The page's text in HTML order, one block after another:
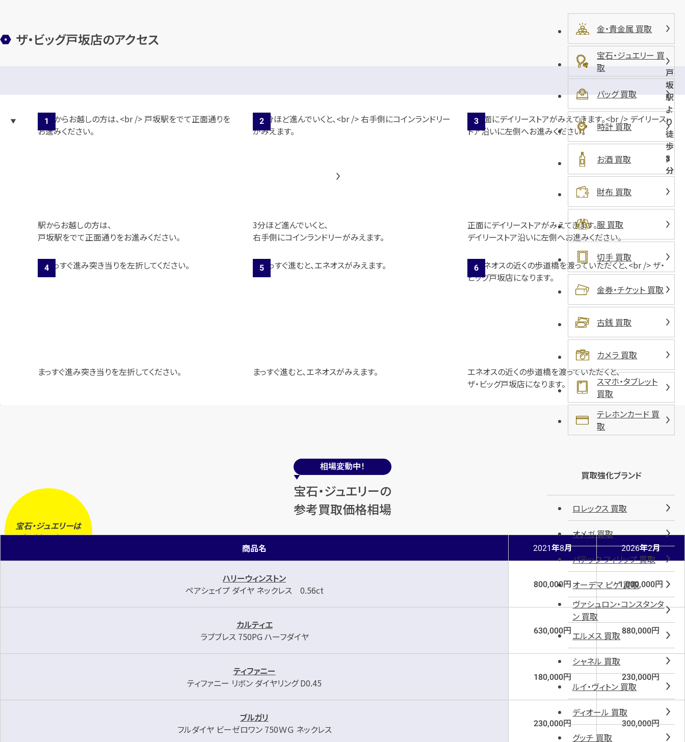
ザ・ビッグ戸坂店のアクセス
戸
坂
駅
よ
り
徒
歩
8
分
駅からお越しの方は、
戸坂駅をでて正面通りをお進みください。
3分ほど進んでいくと、
右手側にコインランドリーがみえます。
正面にデイリーストアがみえてきます。
デイリーストア沿いに左側へお進みください。
まっすぐ進み突き当りを左折してください。 まっすぐ進むと、エネオスがみえます。
エネオスの近くの歩道橋を渡っていただくと、
ザ・ビッグ戸坂店になります。
相場変動中！
宝石・ジュエリーの
参考買取価格相場
宝石・ジュエリーは
今が売り時です！
商品名
2021年8月 2026年2月
ハリーウィンストン
ペアシェイプ ダイヤ ネックレス 0.56ct
800,000円 1,000,000円
カルティエ
ラブブレス 750PG ハーフダイヤ
630,000円 880,000円
ティファニー
ティファニー リボン ダイヤリング D0.45
180,000円 230,000円
ブルガリ
フルダイヤ ビーゼロワン 750ＷＧ ネックレス
230,000円 300,000円
金・貴金属 買取
宝石・ジュエリー 買
取
バッグ 買取
時計 買取
お酒 買取
財布 買取
服 買取
切手 買取
金券・チケット 買取
古銭 買取
カメラ 買取
スマホ・タブレット
買取
テレホンカード 買
取
買取強化ブランド
ロレックス 買取
オメガ 買取
パテック フィリップ 買取
オーデマ ピゲ 買取
ヴァシュロン・コンスタンタ
ン 買取
エルメス 買取
シャネル 買取
ルイ・ヴィトン 買取
ディオール 買取
グッチ 買取